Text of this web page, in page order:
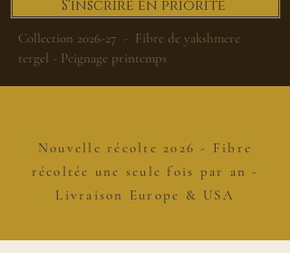
S'inscrire en priorité
Collection 2026-27 - Fibre de yakshmere
tergel - Peignage printemps
Nouvelle récolte 2026 - Fibre
récoltée une seule fois par an -
Livraison Europe & USA